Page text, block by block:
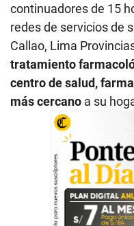
continuadores de 15
redes de servicios de
Callao, Lima
tratamiento
centro de salud,
más cercano a su